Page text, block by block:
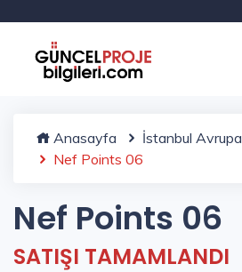
Anasayfa İstanbul Avrupa
Nef Points 06
Nef Points 06
SATIŞI TAMAMLANDI